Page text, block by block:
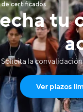
de certificados
tu
Solicita la
Ver plazos